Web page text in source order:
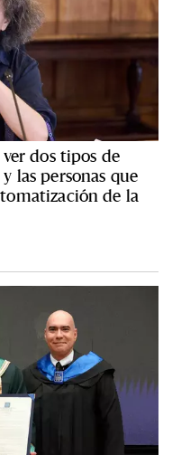
dos tipos de
las personas que
de la